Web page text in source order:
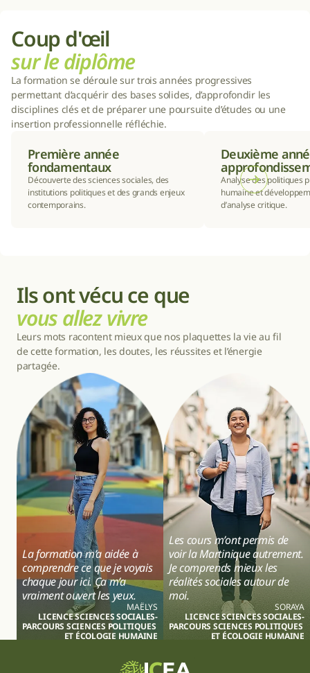
Coup d'œil
sur le diplôme
La formation se déroule sur trois années progressives
permettant d’acquérir des bases solides, d’approfondir les
disciplines clés et de préparer une poursuite d’études ou une
insertion professionnelle réfléchie.
Première année
fondamentaux
Découverte des sciences sociales, des
institutions politiques et des grands enjeux
contemporains.
Deuxième
Analyse des politiques
humaine et
d’analyse critique.
Ils ont vécu ce que
vous allez vivre
Leurs mots racontent mieux que nos plaquettes la vie au fil
de cette formation, les doutes, les réussites et l’énergie
partagée.
La formation m’a aidée à
comprendre ce que je voyais
chaque jour ici. Ça m’a
vraiment ouvert les yeux.
MAËLYS
LICENCE SCIENCES SOCIALES-
PARCOURS SCIENCES POLITIQUES
ET ÉCOLOGIE HUMAINE
Les cours m’ont permis de
voir la Martinique autrement.
Je comprends mieux les
réalités sociales autour de
moi.
SORAYA
LICENCE SCIENCES SOCIALES-
PARCOURS SCIENCES POLITIQUES
ET ÉCOLOGIE HUMAINE